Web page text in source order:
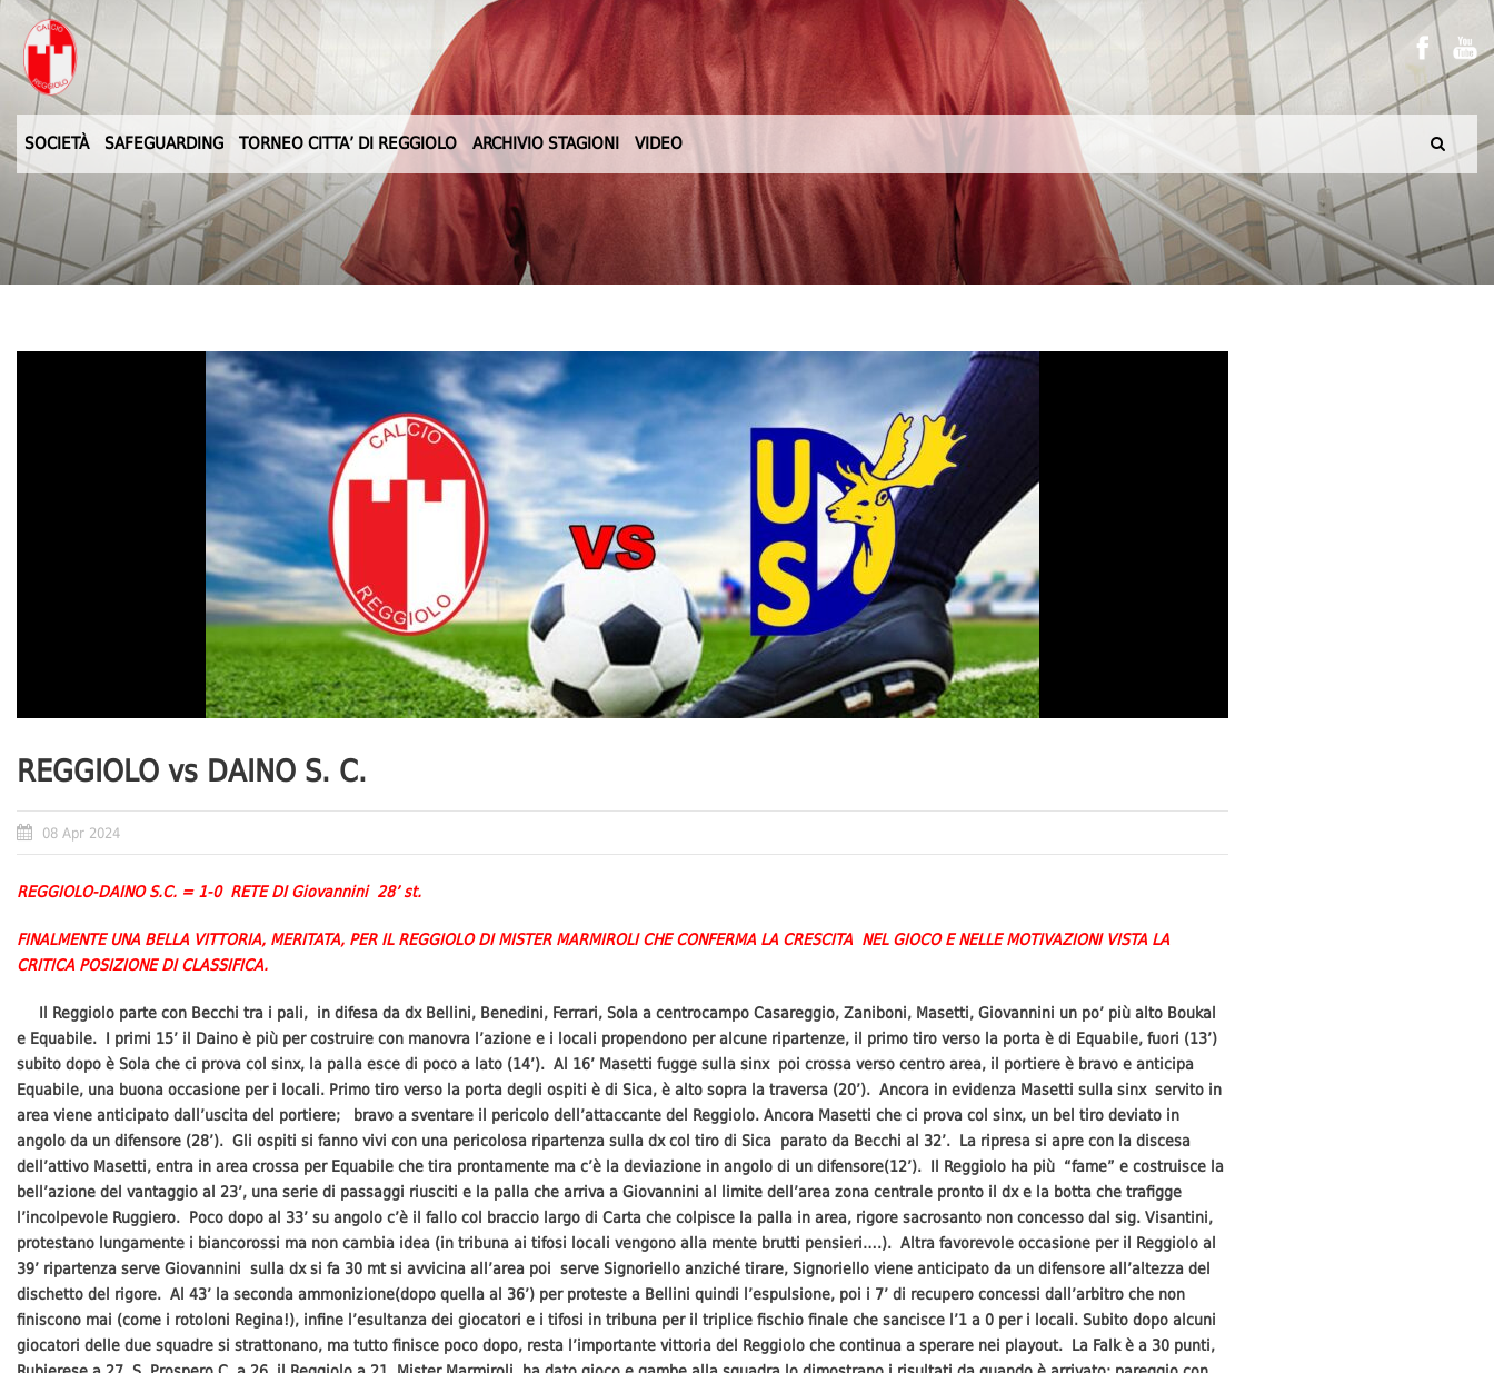
SOCIETÀ SAFEGUARDING TORNEO CITTA’ DI REGGIOLO ARCHIVIO STAGIONI VIDEO
REGGIOLO vs DAINO S. C.
08 Apr 2024
REGGIOLO-DAINO S.C. = 1-0 RETE DI Giovannini 28’ st.
FINALMENTE UNA BELLA VITTORIA, MERITATA, PER IL REGGIOLO DI MISTER MARMIROLI CHE CONFERMA LA CRESCITA NEL GIOCO E NELLE MOTIVAZIONI VISTA LA
CRITICA POSIZIONE DI CLASSIFICA.
Il Reggiolo parte con Becchi tra i pali, in difesa da dx Bellini, Benedini, Ferrari, Sola a centrocampo Casareggio, Zaniboni, Masetti, Giovannini un po’ più alto Boukal
e Equabile. I primi 15’ il Daino è più per costruire con manovra l’azione e i locali propendono per alcune ripartenze, il primo tiro verso la porta è di Equabile, fuori (13’)
subito dopo è Sola che ci prova col sinx, la palla esce di poco a lato (14’). Al 16’ Masetti fugge sulla sinx poi crossa verso centro area, il portiere è bravo e anticipa
Equabile, una buona occasione per i locali. Primo tiro verso la porta degli ospiti è di Sica, è alto sopra la traversa (20’). Ancora in evidenza Masetti sulla sinx servito in
area viene anticipato dall’uscita del portiere; bravo a sventare il pericolo dell’attaccante del Reggiolo. Ancora Masetti che ci prova col sinx, un bel tiro deviato in
angolo da un difensore (28’). Gli ospiti si fanno vivi con una pericolosa ripartenza sulla dx col tiro di Sica parato da Becchi al 32’. La ripresa si apre con la discesa
dell’attivo Masetti, entra in area crossa per Equabile che tira prontamente ma c’è la deviazione in angolo di un difensore(12’). Il Reggiolo ha più “fame” e costruisce la
bell’azione del vantaggio al 23’, una serie di passaggi riusciti e la palla che arriva a Giovannini al limite dell’area zona centrale pronto il dx e la botta che trafigge
l’incolpevole Ruggiero. Poco dopo al 33’ su angolo c’è il fallo col braccio largo di Carta che colpisce la palla in area, rigore sacrosanto non concesso dal sig. Visantini,
protestano lungamente i biancorossi ma non cambia idea (in tribuna ai tifosi locali vengono alla mente brutti pensieri….). Altra favorevole occasione per il Reggiolo al
39’ ripartenza serve Giovannini sulla dx si fa 30 mt si avvicina all’area poi serve Signoriello anziché tirare, Signoriello viene anticipato da un difensore all’altezza del
dischetto del rigore. Al 43’ la seconda ammonizione(dopo quella al 36’) per proteste a Bellini quindi l’espulsione, poi i 7’ di recupero concessi dall’arbitro che non
finiscono mai (come i rotoloni Regina!), infine l’esultanza dei giocatori e i tifosi in tribuna per il triplice fischio finale che sancisce l’1 a 0 per i locali. Subito dopo alcuni
giocatori delle due squadre si strattonano, ma tutto finisce poco dopo, resta l’importante vittoria del Reggiolo che continua a sperare nei playout. La Falk è a 30 punti,